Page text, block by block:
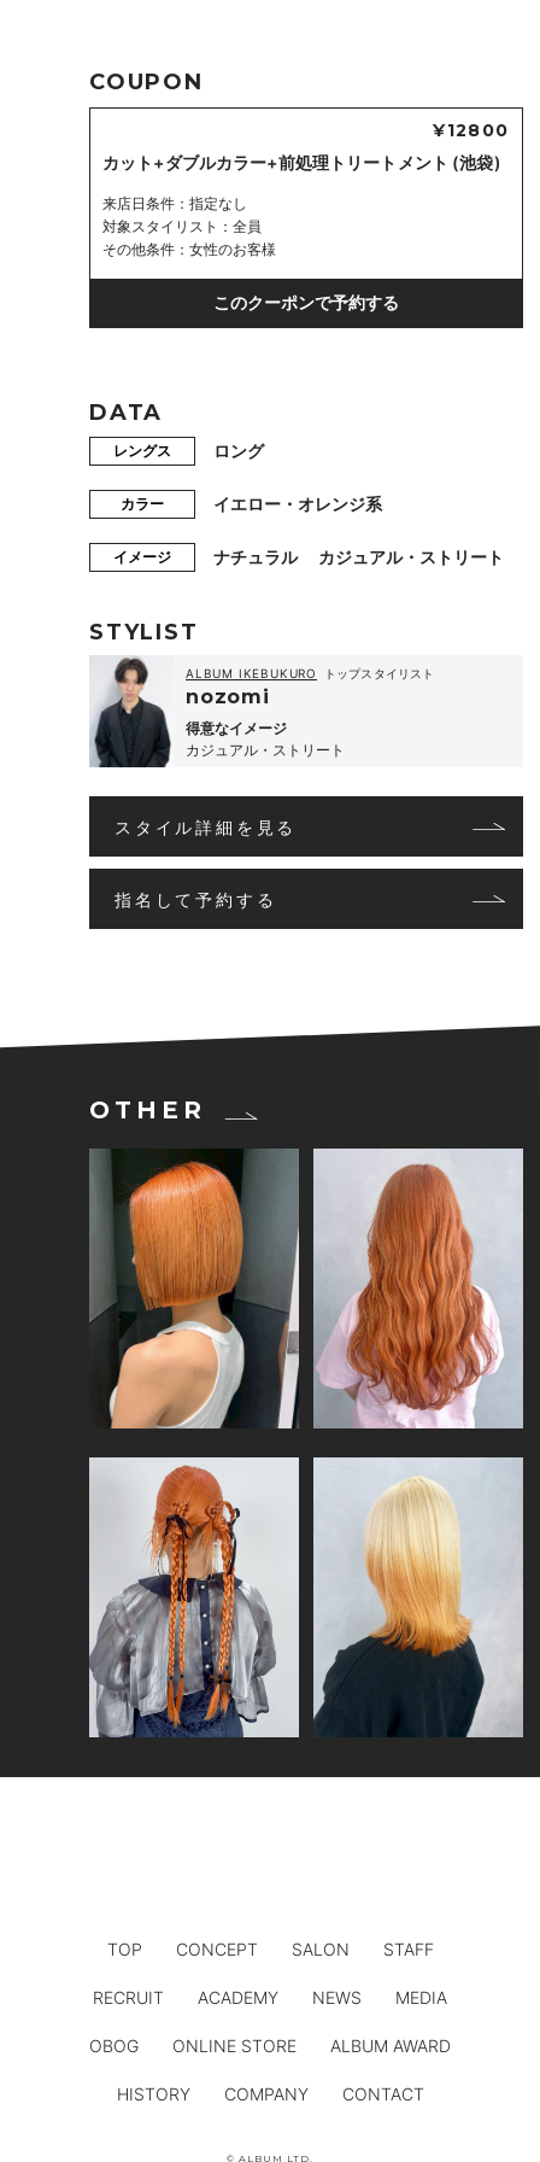
COUPON
カット+ダブルカラー+前処理トリートメント (池袋)
¥12800
来店日条件
指定なし
対象スタイリスト
全員
その他条件
女性のお客様
このクーポンで予約する
DATA
レングス ロング
カラー イエロー・オレンジ系
イメージ ナチュラル カジュアル・ストリート
STYLIST
nozomi
ALBUM IKEBUKURO トップスタイリスト
得意なイメージ
カジュアル・ストリート
指名して予約する
スタイル詳細を見る
OTHER
TOP CONCEPT SALON STAFF
RECRUIT ACADEMY NEWS MEDIA
OBOG ONLINE STORE ALBUM AWARD
HISTORY COMPANY CONTACT
© ALBUM LTD.